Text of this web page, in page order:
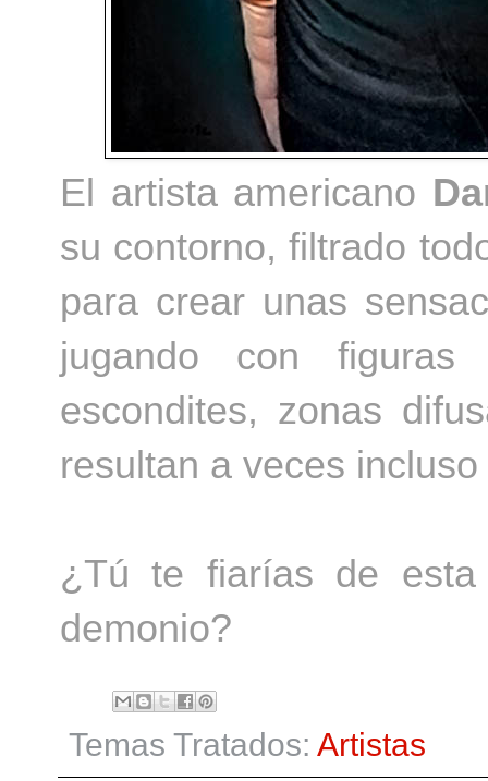
El artista americano
su contorno, filtrado
para crear unas
jugando con
escondites, zonas
resultan a veces
¿Tú te fiarías de
demonio?
Temas Tratados: Artistas